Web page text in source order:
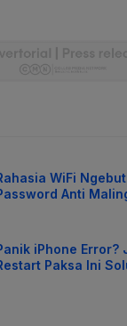
WiFi
Anti
iPhone Error?
Paksa Ini